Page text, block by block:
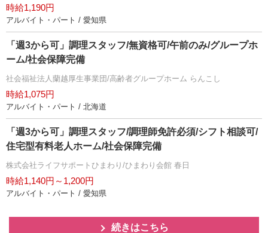
時給1,190円
アルバイト・パート / 愛知県
「週3から可」調理スタッフ/無資格可/午前のみ/グループホ
ーム/社会保障完備
社会福祉法人蘭越厚生事業団/高齢者グループホーム らんこし
時給1,075円
アルバイト・パート / 北海道
「週3から可」調理スタッフ/調理師免許必須/シフト相談可/
住宅型有料老人ホーム/社会保障完備
株式会社ライフサポートひまわり/ひまわり会館 春日
時給1,140円～1,200円
アルバイト・パート / 愛知県
続きはこちら